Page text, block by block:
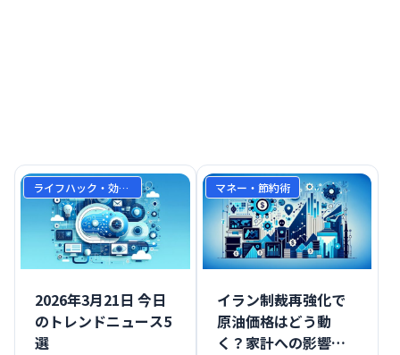
ライフハック・効率化
2026年3月21日 今日
のトレンドニュース5
選
マネー・節約術
イラン制裁再強化で
原油価格はどう動
く？家計への影響を